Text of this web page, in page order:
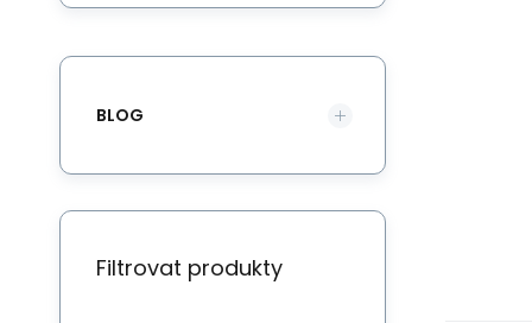
BLOG
Filtrovat produkty